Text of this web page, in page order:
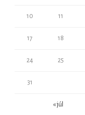
10 11
17 18
24 25
31
« júl